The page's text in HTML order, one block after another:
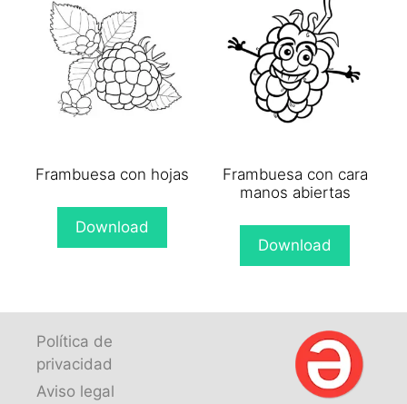
Frambuesa con hojas
Download
Frambuesa con cara
manos abiertas
Download
Política de
privacidad
Aviso legal